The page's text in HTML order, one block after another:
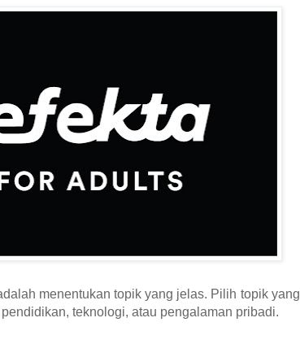
menentukan topik yang jelas. Pilih topik
teknologi, atau pengalaman pribadi.